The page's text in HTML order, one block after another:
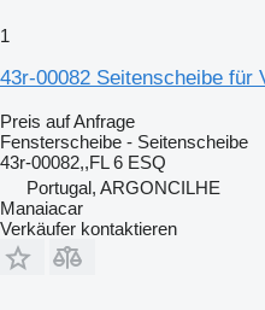
1
43r-00082 Seitenscheibe für
Preis auf Anfrage
Fensterscheibe - Seitenscheibe
43r-00082,,FL 6 ESQ
Portugal, ARGONCILHE
Manaiacar
Verkäufer kontaktieren